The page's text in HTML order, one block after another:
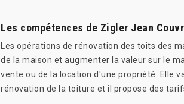
Les compétences de Zigler Jean
Les opérations de rénovation des toits des
de la maison et augmenter la valeur sur le
vente ou de la location d'une propriété. Elle
rénovation de la toiture et il propose des